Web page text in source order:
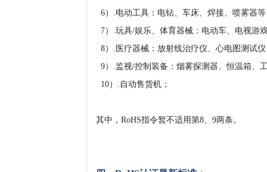
6）.电动工具：电钻、车床、焊接、喷雾器
7）.玩具/娱乐、体育器械：电动车、电视游
8）.医疗器械：放射线治疗仪、心电图测试
9）.监视/控制装备：烟雾探测器、恒温箱、
10）.自动售货机；
其中，RoHS指令暂不适用第8、9两条。